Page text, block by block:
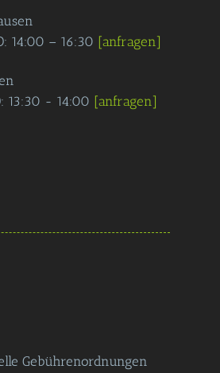
14:00 – 16:30 [anfragen]
13:30 - 14:00 [anfragen]
Gebührenordnungen